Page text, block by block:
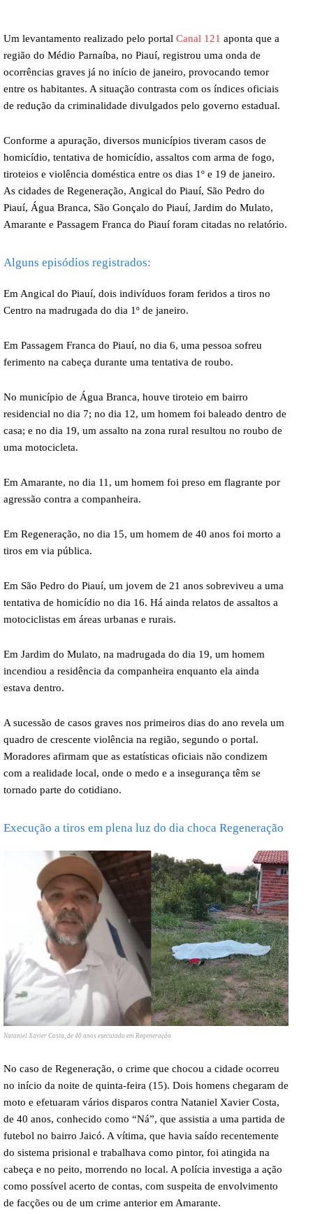
Um levantamento realizado pelo portal Canal 121 aponta que a
região do Médio Parnaíba, no Piauí, registrou uma onda de
ocorrências graves já no início de janeiro, provocando temor
entre os habitantes. A situação contrasta com os índices oficiais
de redução da criminalidade divulgados pelo governo estadual.
Conforme a apuração, diversos municípios tiveram casos de
homicídio, tentativa de homicídio, assaltos com arma de fogo,
tiroteios e violência doméstica entre os dias 1º e 19 de janeiro.
As cidades de Regeneração, Angical do Piauí, São Pedro do
Piauí, Água Branca, São Gonçalo do Piauí, Jardim do Mulato,
Amarante e Passagem Franca do Piauí foram citadas no relatório.
Alguns episódios registrados:
Em Angical do Piauí, dois indivíduos foram feridos a tiros no
Centro na madrugada do dia 1º de janeiro.
Em Passagem Franca do Piauí, no dia 6, uma pessoa sofreu
ferimento na cabeça durante uma tentativa de roubo.
No município de Água Branca, houve tiroteio em bairro
residencial no dia 7; no dia 12, um homem foi baleado dentro de
casa; e no dia 19, um assalto na zona rural resultou no roubo de
uma motocicleta.
Em Amarante, no dia 11, um homem foi preso em flagrante por
agressão contra a companheira.
Em Regeneração, no dia 15, um homem de 40 anos foi morto a
tiros em via pública.
Em São Pedro do Piauí, um jovem de 21 anos sobreviveu a uma
tentativa de homicídio no dia 16. Há ainda relatos de assaltos a
motociclistas em áreas urbanas e rurais.
Em Jardim do Mulato, na madrugada do dia 19, um homem
incendiou a residência da companheira enquanto ela ainda
estava dentro.
A sucessão de casos graves nos primeiros dias do ano revela um
quadro de crescente violência na região, segundo o portal.
Moradores afirmam que as estatísticas oficiais não condizem
com a realidade local, onde o medo e a insegurança têm se
tornado parte do cotidiano.
Execução a tiros em plena luz do dia choca Regeneração
Nataniel Xavier Costa, de 40 anos executado em Regeneração
No caso de Regeneração, o crime que chocou a cidade ocorreu
no início da noite de quinta-feira (15). Dois homens chegaram de
moto e efetuaram vários disparos contra Nataniel Xavier Costa,
de 40 anos, conhecido como “Ná”, que assistia a uma partida de
futebol no bairro Jaicó. A vítima, que havia saído recentemente
do sistema prisional e trabalhava como pintor, foi atingida na
cabeça e no peito, morrendo no local. A polícia investiga a ação
como possível acerto de contas, com suspeita de envolvimento
de facções ou de um crime anterior em Amarante.